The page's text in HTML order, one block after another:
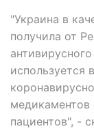
"Украина в
получила от
используется
медикаментов
пациентов", -